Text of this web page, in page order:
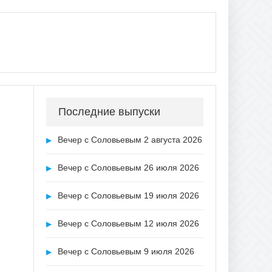
Последние выпуски
▶ Вечер с Соловьевым 2 августа 2026
▶ Вечер с Соловьевым 26 июля 2026
▶ Вечер с Соловьевым 19 июля 2026
▶ Вечер с Соловьевым 12 июля 2026
▶ Вечер с Соловьевым 9 июля 2026